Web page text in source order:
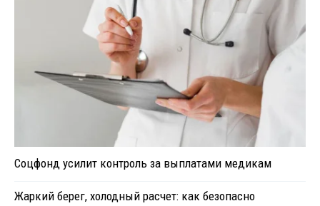
Соцфонд усилит контроль за выплатами медикам
Жаркий берег, холодный расчет: как безопасно